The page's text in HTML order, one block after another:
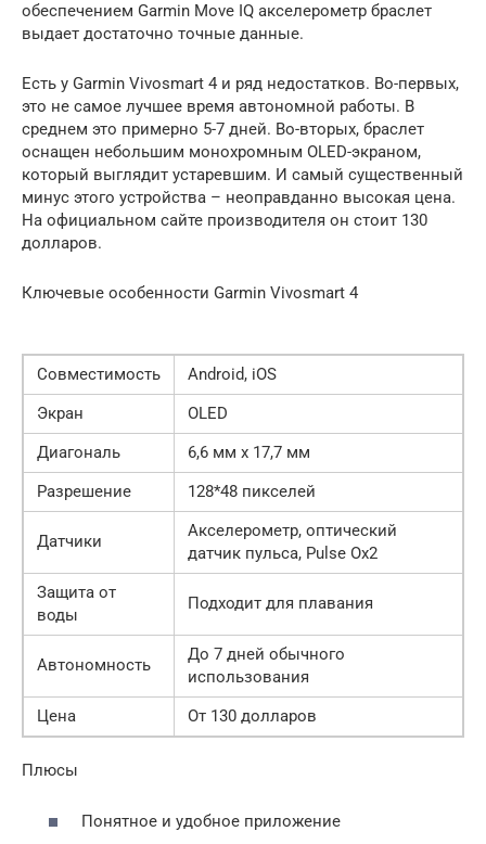
обеспечением Garmin Move IQ акселерометр браслет
выдает достаточно точные данные.
Есть у Garmin Vivosmart 4 и ряд недостатков. Во-первых,
это не самое лучшее время автономной работы. В
среднем это примерно 5-7 дней. Во-вторых, браслет
оснащен небольшим монохромным OLED-экраном,
который выглядит устаревшим. И самый существенный
минус этого устройства – неоправданно высокая цена.
На официальном сайте производителя он стоит 130
долларов.
Ключевые особенности Garmin Vivosmart 4
Совместимость
Android, iOS
Экран
OLED
Диагональ
6,6 мм x 17,7 мм
Разрешение
128*48 пикселей
Датчики
Акселерометр, оптический
датчик пульса, Pulse Ox2
Защита от
воды
Подходит для плавания
Автономность
До 7 дней обычного
использования
Цена
От 130 долларов
Плюсы
Понятное и удобное приложение